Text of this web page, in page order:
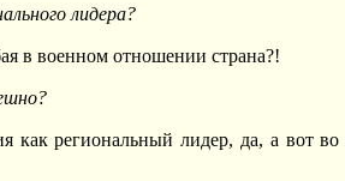
лидера?
в военном отношении страна?!
как региональный лидер, да, а вот